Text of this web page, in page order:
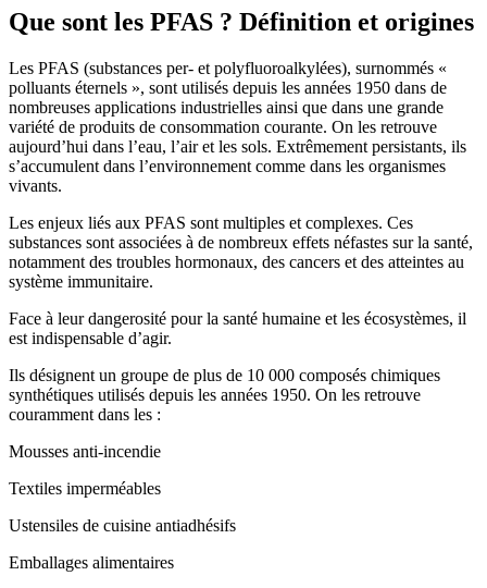
Que sont les PFAS ? Définition et origines
Les PFAS (substances per- et polyfluoroalkylées), surnommés «
polluants éternels », sont utilisés depuis les années 1950 dans de
nombreuses applications industrielles ainsi que dans une grande
variété de produits de consommation courante. On les retrouve
aujourd’hui dans l’eau, l’air et les sols. Extrêmement persistants, ils
s’accumulent dans l’environnement comme dans les organismes
vivants.
Les enjeux liés aux PFAS sont multiples et complexes. Ces
substances sont associées à de nombreux effets néfastes sur la santé,
notamment des troubles hormonaux, des cancers et des atteintes au
système immunitaire.
Face à leur dangerosité pour la santé humaine et les écosystèmes, il
est indispensable d’agir.
Ils désignent un groupe de plus de 10 000 composés chimiques
synthétiques utilisés depuis les années 1950. On les retrouve
couramment dans les :
Mousses anti-incendie
Textiles imperméables
Ustensiles de cuisine antiadhésifs
Emballages alimentaires